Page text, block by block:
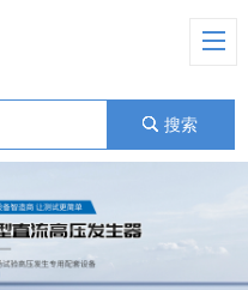
搜索